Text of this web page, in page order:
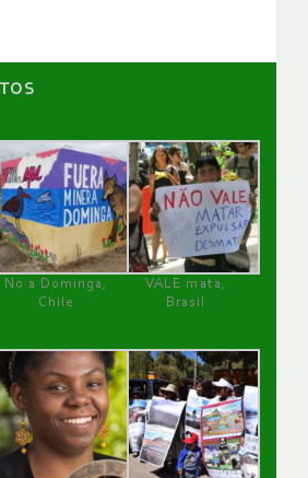
No a Dominga,
Chile
VALE mata,
Brasil